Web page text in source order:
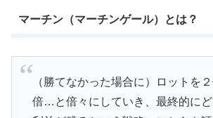
マーチン（マーチンゲール）とは？
（勝てなかった場合に）ロットを
倍…と倍々にしていき、最終的に